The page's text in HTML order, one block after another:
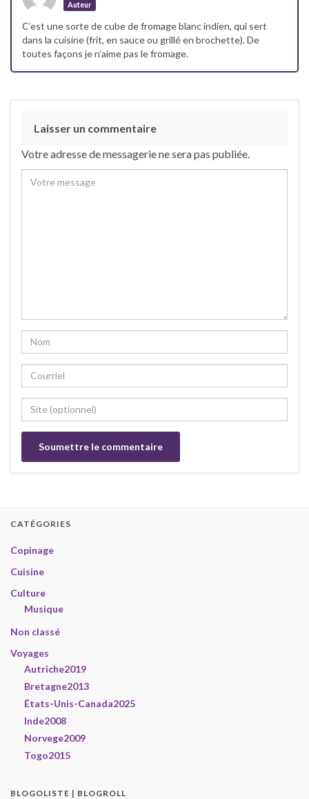
Auteur
C’est une sorte de cube de fromage blanc indien, qui sert
dans la cuisine (frit, en sauce ou grillé en brochette). De
toutes façons je n’aime pas le fromage.
Laisser un commentaire
Votre adresse de messagerie ne sera pas publiée.
CATÉGORIES
Copinage
Cuisine
Culture
Musique
Non classé
Voyages
Autriche2019
Bretagne2013
États-Unis-Canada2025
Inde2008
Norvege2009
Togo2015
BLOGOLISTE | BLOGROLL